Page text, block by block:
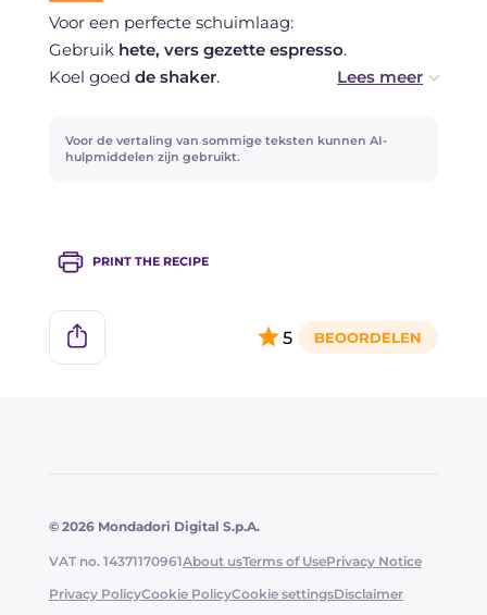
Voor een perfecte schuimlaag:
Gebruik hete, vers gezette espresso.
Koel goed de shaker.
Gebruik bij voorkeur
grote ijsblokjes
Voeg een beetjesuikersiroop
Voor de vertaling van sommige teksten kunnen AI-
hulpmiddelen zijn gebruikt.
PRINT THE RECIPE
5
© 2026 Mondadori Digital S.p.A.
VAT no. 14371170961About usTerms of UsePrivacy Notice
Privacy PolicyCookie PolicyCookie settingsDisclaimer